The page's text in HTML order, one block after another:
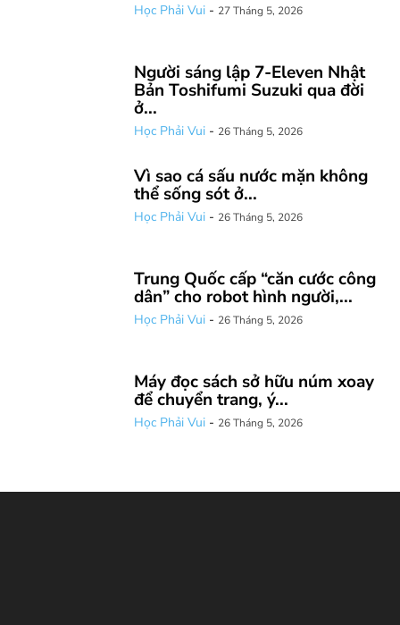
Học Phải Vui - 27 Tháng 5, 2026
Người sáng lập 7-Eleven Nhật
Bản Toshifumi Suzuki qua đời
ở...
Học Phải Vui - 26 Tháng 5, 2026
Vì sao cá sấu nước mặn không
thể sống sót ở...
Học Phải Vui - 26 Tháng 5, 2026
Trung Quốc cấp “căn cước công
dân” cho robot hình người,...
Học Phải Vui - 26 Tháng 5, 2026
Máy đọc sách sở hữu núm xoay
để chuyển trang, ý...
Học Phải Vui - 26 Tháng 5, 2026